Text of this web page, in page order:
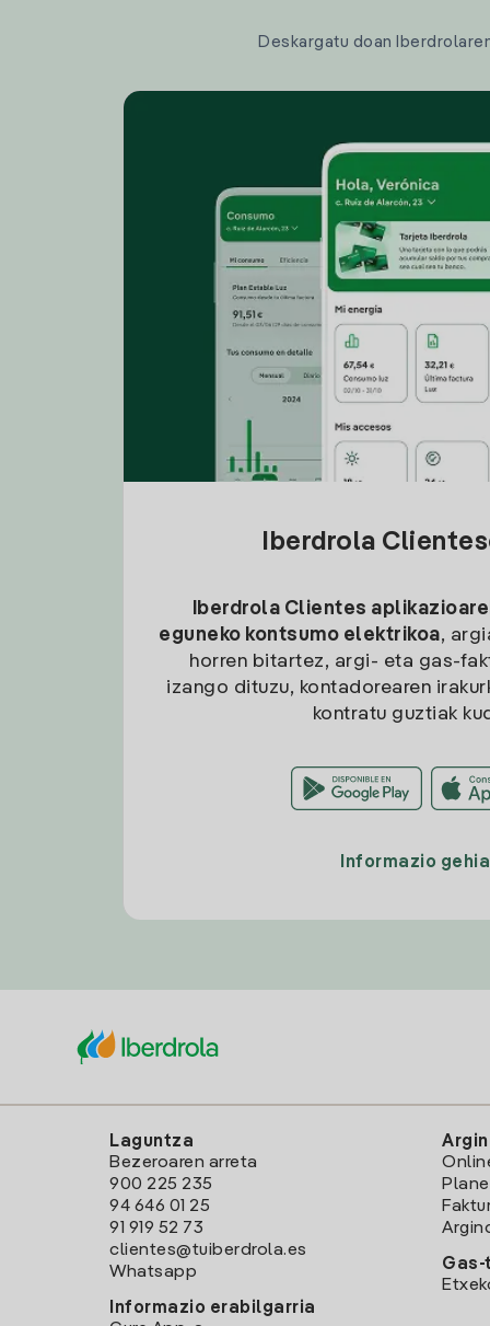
Deskargatu doan
Iberdrola
Iberdrola Clientes
eguneko kontsumo elektrikoa,
horren bitartez, argi- eta gas-
izango dituzu, kontadorearen
kontratu guztiak
Informazio
Laguntza
Bezeroaren arreta
900 225 235
94 646 01 25
91 919 52 73
clientes@tuiberdrola.es
Whatsapp
Informazio erabilgarria